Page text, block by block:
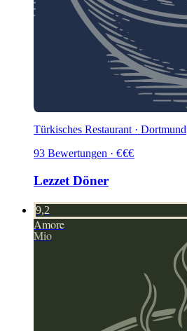
Türkisches Restaurant · Dortmund
93 Bewertungen · €€€
Lezzet Döner
9,2
Amore
Mio